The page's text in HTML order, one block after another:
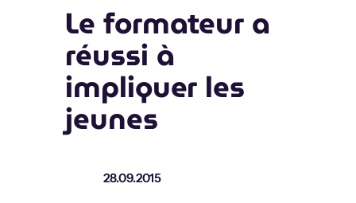
Le formateur a
réussi à
impliquer les
jeunes
28.09.2015